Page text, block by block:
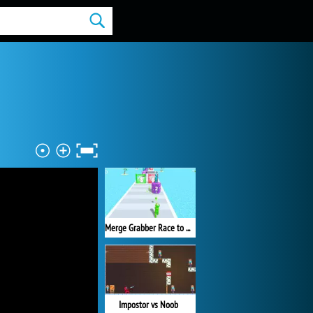
Merge Grabber Race to 2048
Impostor vs Noob